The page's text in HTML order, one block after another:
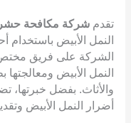
تقدم شركة مكافحة
النمل الأبيض باستخدام
الشركة على فريق
النمل الأبيض
والأثاث. بفضل خبرتها،
أضرار النمل الأبيض